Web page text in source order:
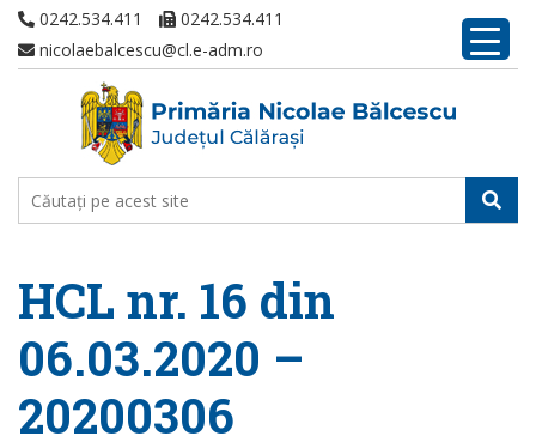
0242.534.411
0242.534.411
nicolaebalcescu@cl.e-adm.ro
HCL nr. 16 din
06.03.2020 –
20200306